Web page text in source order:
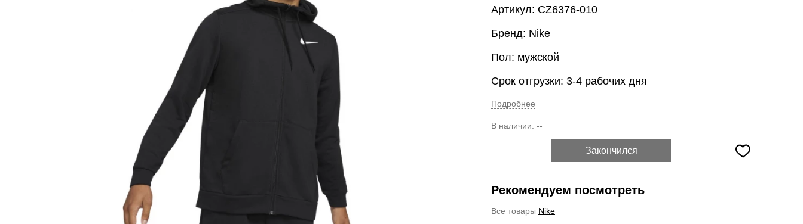
Артикул: CZ6376-010
Бренд: Nike
Пол: мужской
Срок отгрузки: 3-4 рабочих дня
Подробнее
В наличии: --
Закончился
Рекомендуем посмотреть
Все товары Nike